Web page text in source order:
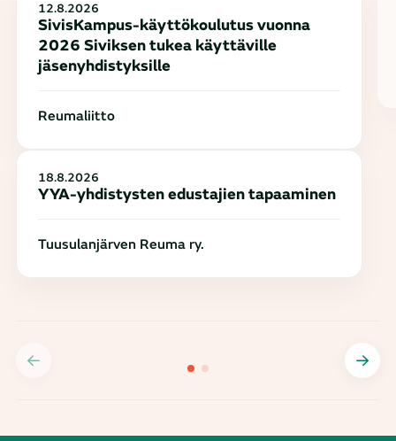
12.8.2026
SivisKampus-käyttökoulutus vuonna
2026 Siviksen tukea käyttäville
jäsenyhdistyksille
Reumaliitto
18.8.2026
YYA-yhdistysten edustajien tapaaminen
Tuusulanjärven Reuma ry.